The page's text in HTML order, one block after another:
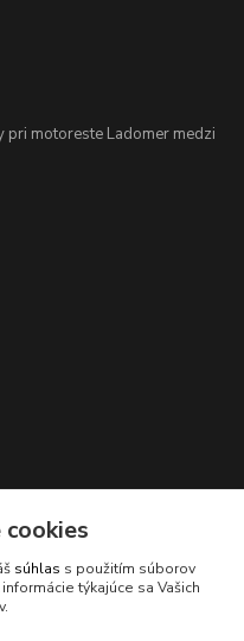
pri motoreste Ladomer medzi
cookies
súhlas s použitím súborov
týkajúce sa Vašich